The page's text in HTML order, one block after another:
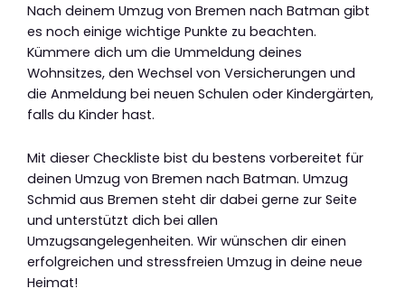
Nach deinem Umzug von Bremen nach Batman gibt
es noch einige wichtige Punkte zu beachten.
Kümmere dich um die Ummeldung deines
Wohnsitzes, den Wechsel von Versicherungen und
die Anmeldung bei neuen Schulen oder Kindergärten,
falls du Kinder hast.
Mit dieser Checkliste bist du bestens vorbereitet für
deinen Umzug von Bremen nach Batman. Umzug
Schmid aus Bremen steht dir dabei gerne zur Seite
und unterstützt dich bei allen
Umzugsangelegenheiten. Wir wünschen dir einen
erfolgreichen und stressfreien Umzug in deine neue
Heimat!